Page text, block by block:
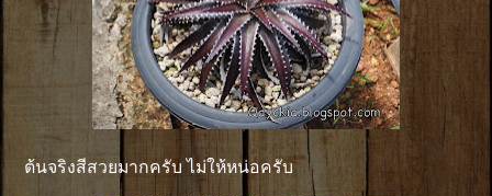
ต้นจริงสีสวยมากครับ ไม่ให้หน่อครับ